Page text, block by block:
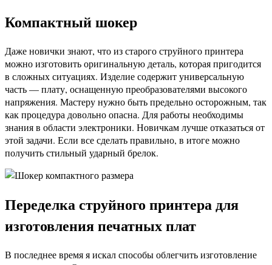
Компактный шокер
Даже новички знают, что из старого струйного принтера
можно изготовить оригинальную деталь, которая пригодится
в сложных ситуациях. Изделие содержит универсальную
часть — плату, оснащенную преобразователями высокого
напряжения. Мастеру нужно быть предельно осторожным, так
как процедура довольно опасна. Для работы необходимы
знания в области электроники. Новичкам лучше отказаться от
этой задачи. Если все сделать правильно, в итоге можно
получить стильный ударный брелок.
Переделка струйного принтера для
изготовления печатных плат
В последнее время я искал способы облегчить изготовление